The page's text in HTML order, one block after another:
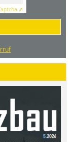
⇗